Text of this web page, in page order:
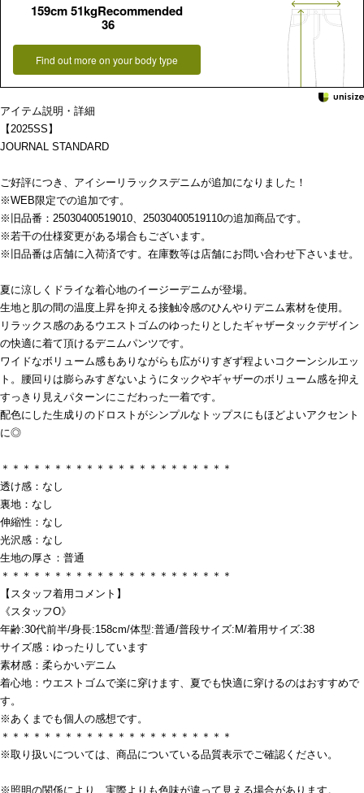
159cm 51kgRecommended
36
Find out more on your body type
アイテム説明・詳細
【2025SS】
JOURNAL STANDARD
ご好評につき、アイシーリラックスデニムが追加になりました！
※WEB限定での追加です。
※旧品番：25030400519010、25030400519110の追加商品です。
※若干の仕様変更がある場合もございます。
※旧品番は店舗に入荷済です。在庫数等は店舗にお問い合わせ下さいませ。
夏に涼しくドライな着心地のイージーデニムが登場。
生地と肌の間の温度上昇を抑える接触冷感のひんやりデニム素材を使用。
リラックス感のあるウエストゴムのゆったりとしたギャザータックデザイン
の快適に着て頂けるデニムパンツです。
ワイドなボリューム感もありながらも広がりすぎず程よいコクーンシルエッ
ト。腰回りは膨らみすぎないようにタックやギャザーのボリューム感を抑え
すっきり見えパターンにこだわった一着です。
配色にした生成りのドロストがシンプルなトップスにもほどよいアクセント
に◎
＊＊＊＊＊＊＊＊＊＊＊＊＊＊＊＊＊＊＊＊＊＊
透け感：なし
裏地：なし
伸縮性：なし
光沢感：なし
生地の厚さ：普通
＊＊＊＊＊＊＊＊＊＊＊＊＊＊＊＊＊＊＊＊＊＊
【スタッフ着用コメント】
《スタッフO》
年齢:30代前半/身長:158cm/体型:普通/普段サイズ:M/着用サイズ:38
サイズ感：ゆったりしています
素材感：柔らかいデニム
着心地：ウエストゴムで楽に穿けます、夏でも快適に穿けるのはおすすめで
す。
※あくまでも個人の感想です。
＊＊＊＊＊＊＊＊＊＊＊＊＊＊＊＊＊＊＊＊＊＊
※取り扱いについては、商品についている品質表示でご確認ください。
※照明の関係により、実際よりも色味が違って見える場合があります。